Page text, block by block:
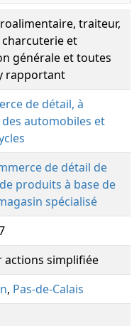
traiteur,
et
générale et toutes
rapportant
de détail, à
automobiles et
de détail de
produits à base de
spécialisé
actions simplifiée
, Pas-de-Calais